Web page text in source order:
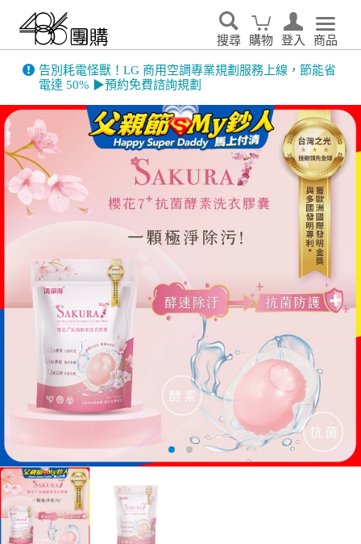
搜尋 購物 登入 商品
告別耗電怪獸！LG 商用空調專業規劃服務上線，節能省
電達 50% ▶預約免費諮詢規劃